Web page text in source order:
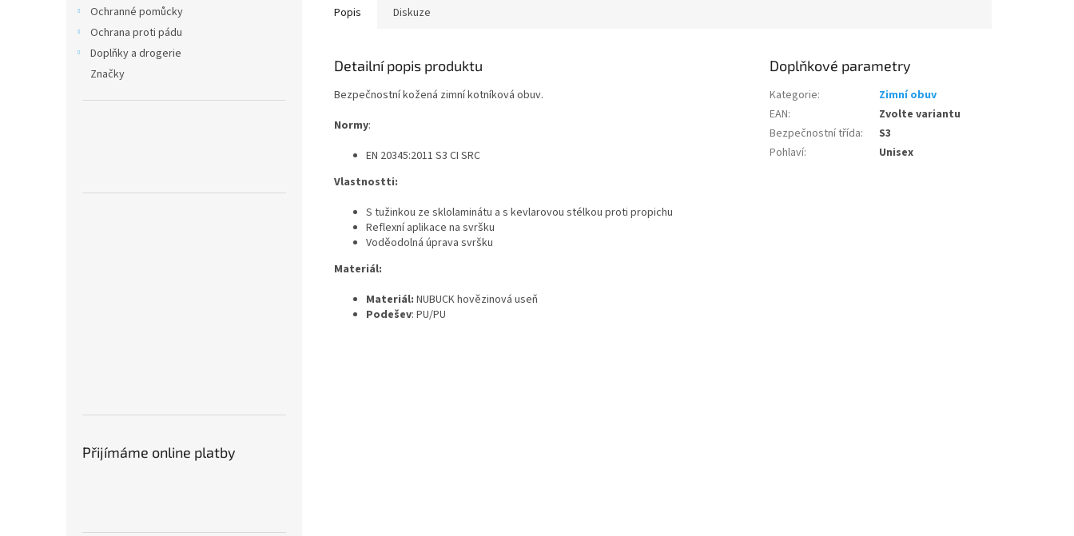
Ochranné pomůcky
Ochrana proti pádu
Doplňky a drogerie
Značky
Přijímáme online platby
Popis Diskuze
Detailní popis produktu
Bezpečnostní kožená zimní kotníková obuv.
Normy:
EN 20345:2011 S3 CI SRC
Vlastnostti:
S tužinkou ze sklolaminátu a s kevlarovou stélkou proti propichu
Reflexní aplikace na svršku
Voděodolná úprava svršku
Materiál:
Materiál: NUBUCK hovězinová useň
Podešev: PU/PU
Doplňkové parametry
Kategorie:
Zimní obuv
EAN:
Zvolte variantu
Bezpečnostní třída:
S3
Pohlaví: Unisex